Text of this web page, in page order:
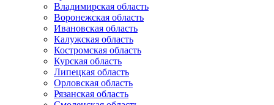
Владимирская область
Воронежская область
Ивановская область
Калужская область
Костромская область
Курская область
Липецкая область
Орловская область
Рязанская область